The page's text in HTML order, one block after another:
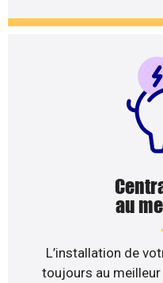
au
L’installation de
toujours au meilleur